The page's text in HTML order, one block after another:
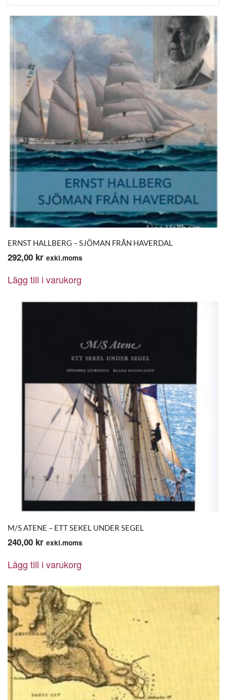
ERNST HALLBERG – SJÖMAN FRÅN HAVERDAL
292,00 kr exkl.moms
Lägg till i varukorg
M/S ATENE – ETT SEKEL UNDER SEGEL
240,00 kr exkl.moms
Lägg till i varukorg